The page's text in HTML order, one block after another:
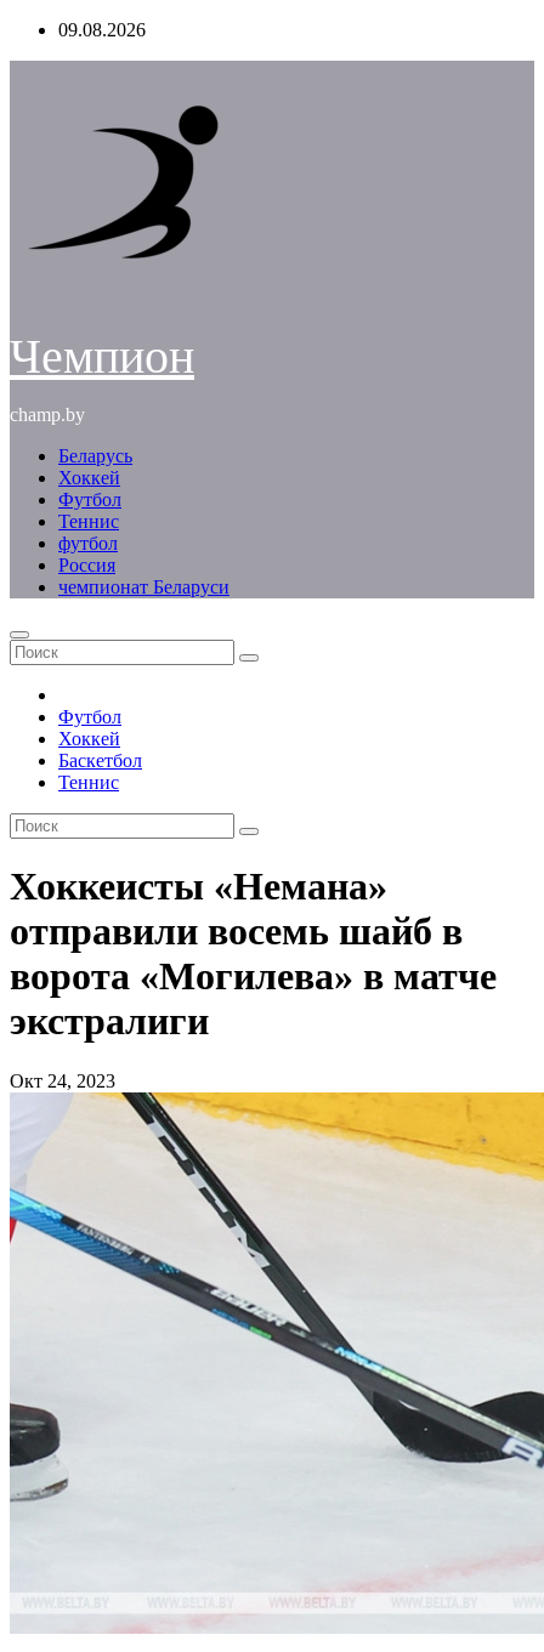
Перейти09.08.2026
Чемпион
champ.by
Беларусь
Хоккей
Футбол
Теннис
футбол
Россия
чемпионат Беларуси
Футбол
Хоккей
Баскетбол
Теннис
Хоккеисты «Немана»
отправили восемь шайб в
ворота «Могилева» в матче
экстралиги
Окт 24, 2023